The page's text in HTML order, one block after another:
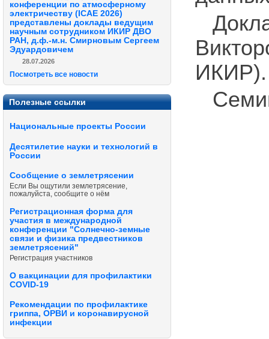
конференции по атмосферному
электричеству (ICAE 2026)
представлены доклады ведущим
научным сотрудником ИКИР ДВО
РАН, д.ф.-м.н. Смирновым Сергеем
Эдуардовичем
28.07.2026
Посмотреть все новости
Полезные ссылки
Национальные проекты России
Десятилетие науки и технологий в
России
Сообщение о землетрясении
Если Вы ощутили землетрясение,
пожалуйста, сообщите о нём
Регистрационная форма для
участия в международной
конференции "Солнечно-земные
связи и физика предвестников
землетрясений"
Регистрация участников
О вакцинации для профилактики
COVID-19
Рекомендации по профилактике
гриппа, ОРВИ и коронавирусной
инфекции
ИКИР).